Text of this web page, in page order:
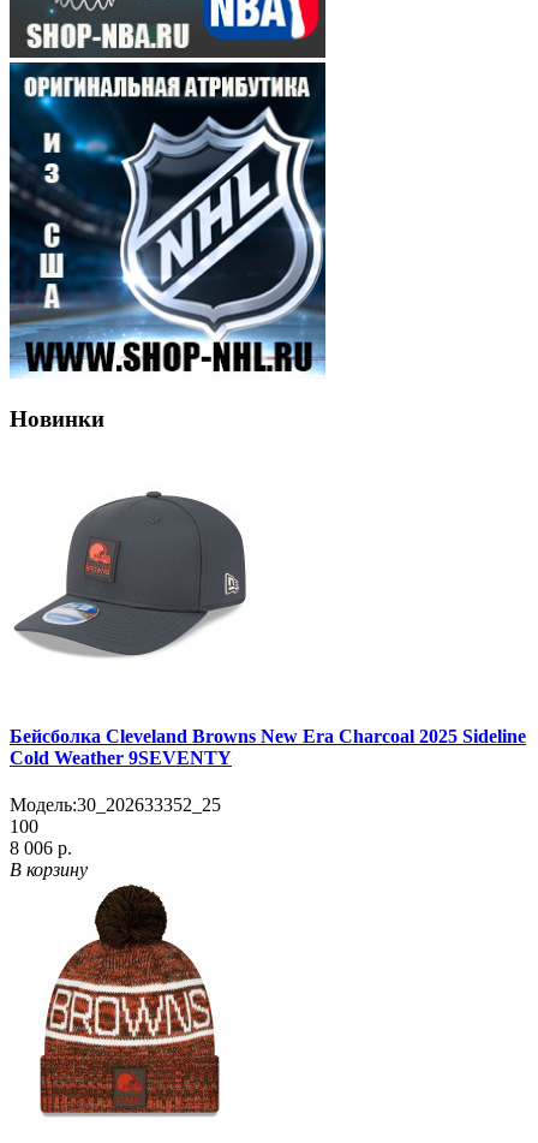
Новинки
Бейсболка Cleveland Browns New Era Charcoal 2025 Sideline
Cold Weather 9SEVENTY
Модель:30_202633352_25
100
8 006 р.
В корзину